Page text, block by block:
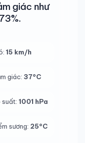
giác như
15 km/h
giác:37°C
suất:1001 hPa
sương: 25°C